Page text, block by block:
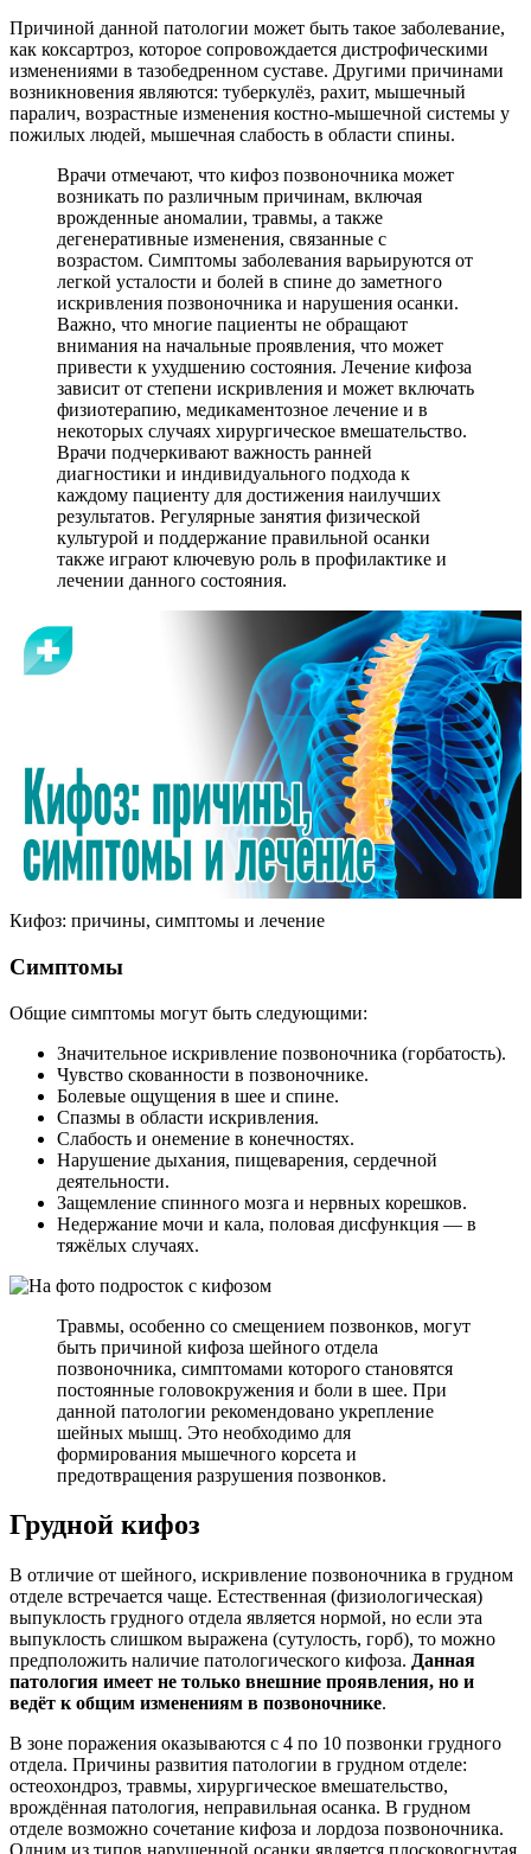
Причиной данной патологии может быть такое заболевание,
как коксартроз, которое сопровождается дистрофическими
изменениями в тазобедренном суставе. Другими причинами
возникновения являются: туберкулёз, рахит, мышечный
паралич, возрастные изменения костно-мышечной системы у
пожилых людей, мышечная слабость в области спины.
Врачи отмечают, что кифоз позвоночника может
возникать по различным причинам, включая
врожденные аномалии, травмы, а также
дегенеративные изменения, связанные с
возрастом. Симптомы заболевания варьируются от
легкой усталости и болей в спине до заметного
искривления позвоночника и нарушения осанки.
Важно, что многие пациенты не обращают
внимания на начальные проявления, что может
привести к ухудшению состояния. Лечение кифоза
зависит от степени искривления и может включать
физиотерапию, медикаментозное лечение и в
некоторых случаях хирургическое вмешательство.
Врачи подчеркивают важность ранней
диагностики и индивидуального подхода к
каждому пациенту для достижения наилучших
результатов. Регулярные занятия физической
культурой и поддержание правильной осанки
также играют ключевую роль в профилактике и
лечении данного состояния.
Кифоз: причины, симптомы и лечение
Симптомы
Общие симптомы могут быть следующими:
Значительное искривление позвоночника (горбатость).
Чувство скованности в позвоночнике.
Болевые ощущения в шее и спине.
Спазмы в области искривления.
Слабость и онемение в конечностях.
Нарушение дыхания, пищеварения, сердечной
деятельности.
Защемление спинного мозга и нервных корешков.
Недержание мочи и кала, половая дисфункция — в
тяжёлых случаях.
Травмы, особенно со смещением позвонков, могут
быть причиной кифоза шейного отдела
позвоночника, симптомами которого становятся
постоянные головокружения и боли в шее. При
данной патологии рекомендовано укрепление
шейных мышц. Это необходимо для
формирования мышечного корсета и
предотвращения разрушения позвонков.
Грудной кифоз
В отличие от шейного, искривление позвоночника в грудном
отделе встречается чаще. Естественная (физиологическая)
выпуклость грудного отдела является нормой, но если эта
выпуклость слишком выражена (сутулость, горб), то можно
предположить наличие патологического кифоза. Данная
патология имеет не только внешние проявления, но и
ведёт к общим изменениям в позвоночнике.
В зоне поражения оказываются с 4 по 10 позвонки грудного
отдела. Причины развития патологии в грудном отделе:
остеохондроз, травмы, хирургическое вмешательство,
врождённая патология, неправильная осанка. В грудном
отделе возможно сочетание кифоза и лордоза позвоночника.